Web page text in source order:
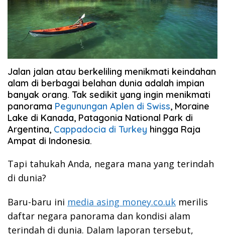
Jalan jalan atau berkeliling menikmati keindahan
alam di berbagai belahan dunia adalah impian
banyak orang. Tak sedikit yang ingin menikmati
panorama Pegunungan Aplen di Swiss, Moraine
Lake di Kanada, Patagonia National Park di
Argentina, Cappadocia di Turkey hingga Raja
Ampat di Indonesia.
Tapi tahukah Anda, negara mana yang terindah
di dunia?
Baru-baru ini media asing money.co.uk merilis
daftar negara panorama dan kondisi alam
terindah di dunia. Dalam laporan tersebut,